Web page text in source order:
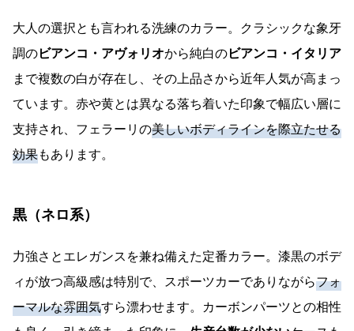
大人の選択とも言われる洗練のカラー。クラシックな象牙
調のビアンコ・アヴォリオから純白のビアンコ・イタリア
まで複数の白が存在し、その上品さから近年人気が高まっ
ています。赤や黄とは異なる落ち着いた印象で幅広い層に
支持され、フェラーリの美しいボディラインを際立たせる
効果もあります。
黒（ネロ系）
力強さとエレガンスを兼ね備えた定番カラー。漆黒のボデ
ィが放つ高級感は特別で、スポーツカーでありながらフォ
ーマルな雰囲気すら漂わせます。カーボンパーツとの相性